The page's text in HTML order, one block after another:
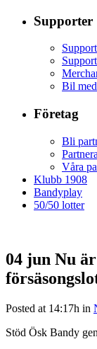
Supporter
Bil
Företag
Bli
Våra
Klubb 1908
Bandyplay
50/50 lotter
04 jun Nu
Posted at 14:17h in
Stöd Ösk Bandy